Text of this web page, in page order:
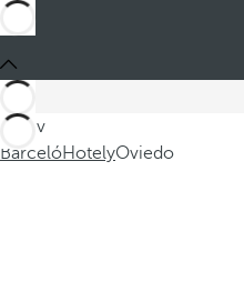
Jste v
BarcelóHotelyOviedo